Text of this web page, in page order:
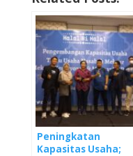
at
s
A
p
p
e
b
o
o
k
k
e
dI
n
Peningkatan
Kapasitas Usaha;